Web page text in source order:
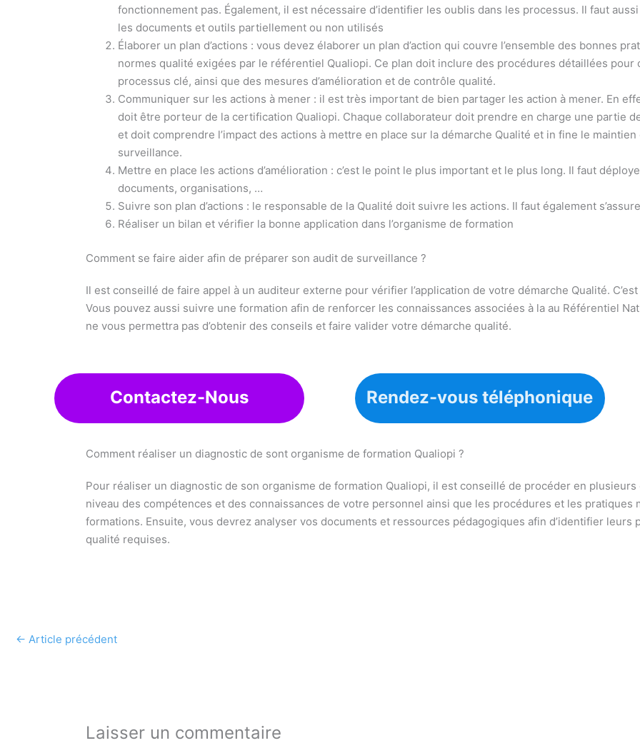
fonctionnement pas. Également, il est nécessaire d’identifier les oublis dans les processus. Il faut
les documents et outils partiellement ou non utilisés
Élaborer un plan d’actions : vous devez élaborer un plan d’action qui couvre l’ensemble des bonnes
normes qualité exigées par le référentiel Qualiopi. Ce plan doit inclure des procédures détaillées pour
processus clé, ainsi que des mesures d’amélioration et de contrôle qualité.
Communiquer sur les actions à mener : il est très important de bien partager les action à mener. En
doit être porteur de la certification Qualiopi. Chaque collaborateur doit prendre en charge une partie
et doit comprendre l’impact des actions à mettre en place sur la démarche Qualité et in fine le
surveillance.
Mettre en place les actions d’amélioration : c’est le point le plus important et le plus long. Il faut
documents, organisations, …
Suivre son plan d’actions : le responsable de la Qualité doit suivre les actions. Il faut également
Réaliser un bilan et vérifier la bonne application dans l’organisme de formation
Comment se faire aider afin de préparer son audit de surveillance ?
Il est conseillé de faire appel à un auditeur externe pour vérifier l’application de votre démarche Qualité.
Vous pouvez aussi suivre une formation afin de renforcer les connaissances associées à la au Référentiel
ne vous permettra pas d’obtenir des conseils et faire valider votre démarche qualité.
Contactez-Nous Rendez-vous téléphonique
Comment réaliser un diagnostic de sont organisme de formation Qualiopi ?
Pour réaliser un diagnostic de son organisme de formation Qualiopi, il est conseillé de procéder en plusieurs
niveau des compétences et des connaissances de votre personnel ainsi que les procédures et les
formations. Ensuite, vous devrez analyser vos documents et ressources pédagogiques afin d’identifier
qualité requises.
← Article précédent
Laisser un commentaire